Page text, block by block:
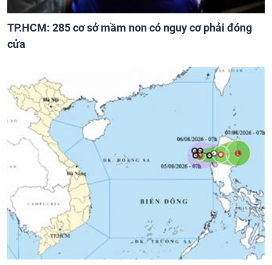
TP.HCM: 285 cơ sở mầm non có nguy cơ phải đóng
cửa